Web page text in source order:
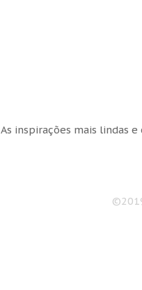
As inspirações mais lindas